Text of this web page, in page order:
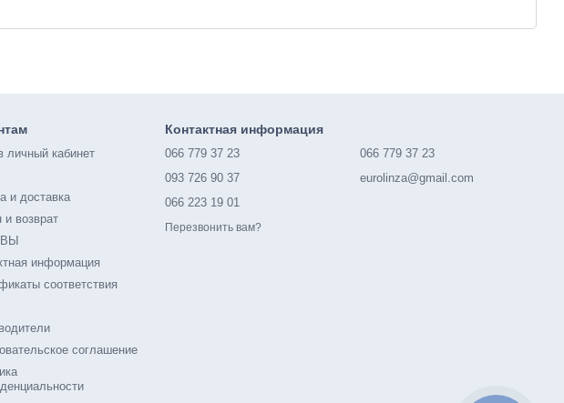
личный кабинет
и доставка
возврат
информация
соответствия
соглашение
Контактная информация
066 779 37 23
093 726 90 37
066 223 19 01
Перезвонить вам?
066 779 37 23
eurolinza@gmail.com